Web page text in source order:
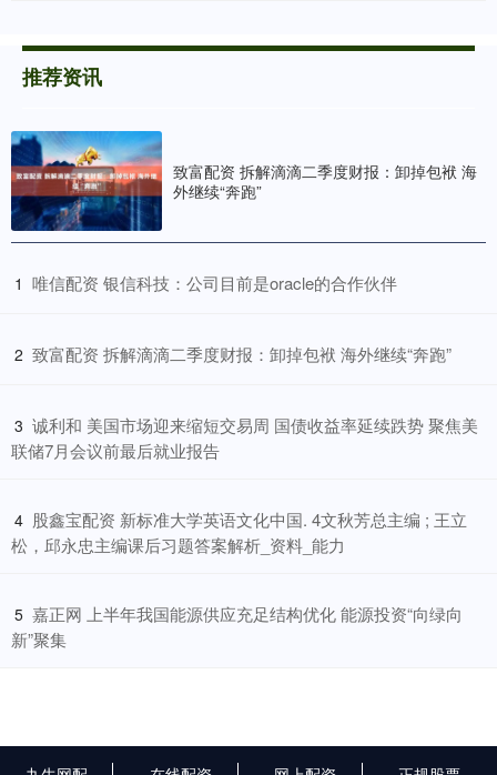
推荐资讯
致富配资 拆解滴滴二季度财报：卸掉包袱 海
外继续“奔跑”
1 ​唯信配资 银信科技：公司目前是oracle的合作伙伴
2 ​致富配资 拆解滴滴二季度财报：卸掉包袱 海外继续“奔跑”
3 ​诚利和 美国市场迎来缩短交易周 国债收益率延续跌势 聚焦美
联储7月会议前最后就业报告
4 ​股鑫宝配资 新标准大学英语文化中国. 4文秋芳总主编 ; 王立
松，邱永忠主编课后习题答案解析_资料_能力
5 ​嘉正网 上半年我国能源供应充足结构优化 能源投资“向绿向
新”聚集